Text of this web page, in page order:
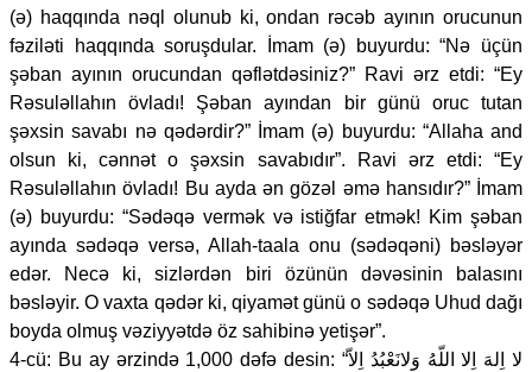
(ə) haqqında nəql olunub ki, ondan rəcəb ayının orucunun
fəziləti haqqında soruşdular. İmam (ə) buyurdu: “Nə üçün
şəban ayının orucundan qəflətdəsiniz?” Ravi ərz etdi: “Ey
Rəsuləllahın övladı! Şəban ayından bir günü oruc tutan
şəxsin savabı nə qədərdir?” İmam (ə) buyurdu: “Allaha and
olsun ki, cənnət o şəxsin savabıdır”. Ravi ərz etdi: “Ey
Rəsuləllahın övladı! Bu ayda ən gözəl əmə hansıdır?” İmam
(ə) buyurdu: “Sədəqə vermək və istiğfar etmək! Kim şəban
ayında sədəqə versə, Allah-taala onu (sədəqəni) bəsləyər
edər. Necə ki, sizlərdən biri özünün dəvəsinin balasını
bəsləyir. O vaxta qədər ki, qiyamət günü o sədəqə Uhud dağı
boyda olmuş vəziyyətdə öz sahibinə yetişər”.
4-cü: Bu ay ərzində 1,000 dəfə desin: “لا اِلهَ اِلا اللّهُ وَلانَعْبُدُ اِلاّ